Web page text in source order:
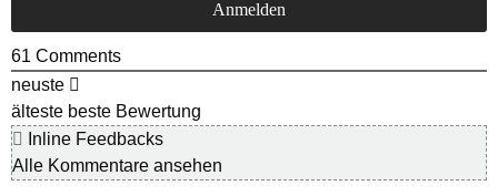
61 Comments
neuste
älteste beste Bewertung
Inline Feedbacks
Alle Kommentare ansehen